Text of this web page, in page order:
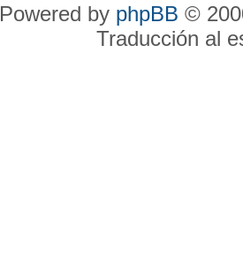
Powered by phpBB ©
Traducción al